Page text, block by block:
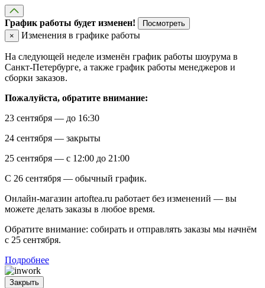
График работы будет изменен!
Посмотреть
×
Изменения в графике работы
На следующей неделе изменён график работы шоурума в
Санкт-Петербурге, а также график работы менеджеров и
сборки заказов.
Пожалуйста, обратите внимание:
23 сентября — до 16:30
24 сентября — закрыты
25 сентября — с 12:00 до 21:00
С 26 сентября — обычный график.
Онлайн-магазин artoftea.ru работает без изменений — вы
можете делать заказы в любое время.
Обратите внимание: собирать и отправлять заказы мы начнём
с 25 сентября.
Подробнее
Закрыть